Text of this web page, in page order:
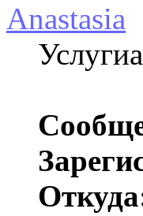
Anastasia